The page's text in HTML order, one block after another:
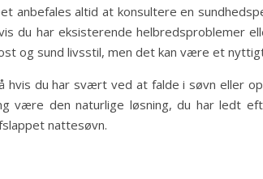
anbefales altid at konsultere en
du har eksisterende helbredsproblemer
og sund livsstil, men det kan være et
hvis du har svært ved at falde i søvn eller
være den naturlige løsning, du har ledt
nattesøvn.